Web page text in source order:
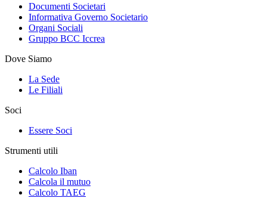
Documenti Societari
Informativa Governo Societario
Organi Sociali
Gruppo BCC Iccrea
Dove Siamo
La Sede
Le Filiali
Soci
Essere Soci
Strumenti utili
Calcolo Iban
Calcola il mutuo
Calcolo TAEG